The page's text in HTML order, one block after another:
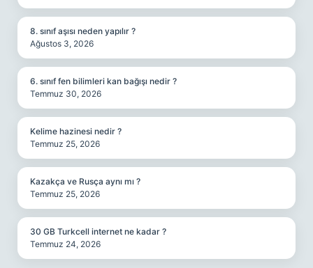
8. sınıf aşısı neden yapılır ?
Ağustos 3, 2026
6. sınıf fen bilimleri kan bağışı nedir ?
Temmuz 30, 2026
Kelime hazinesi nedir ?
Temmuz 25, 2026
Kazakça ve Rusça aynı mı ?
Temmuz 25, 2026
30 GB Turkcell internet ne kadar ?
Temmuz 24, 2026